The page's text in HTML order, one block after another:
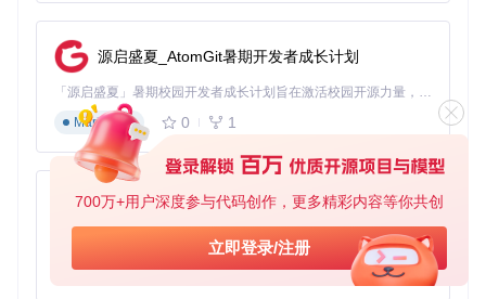
700万+用户深度参与代码创作，更多精彩内容等你共创
立即登录/注册
加载目标图像至"Load Image"节点
连接至"MaskDetailer"节点，调整蒙版参数
设置重绘参数，包括采样步数（建议20-30步）和降噪强
度
通过预览窗口实时调整，满意后输出结果
电商产品图优化案例
：突出产品主体，优化背景整洁度
传统抠图工具难以精准处理解决方案 ：
设置"mask_blur"为5-10，实现自然的边缘过渡
启用"refiner"选项，二次优化蒙版边缘
配合"crop_factor"参数调整主体比例
分块语义分割技术应用
源启盛夏_AtomGit暑期开发者成长计划
「源启盛夏」暑期校园开发者成长计划旨在激活校园开源力量，通过积分激励、认证扶持、资源倾斜等形式，引导高校组织和开发者完成「入驻 — 建项目 — 做贡献 — 获认证 — 得资源」的完整闭环。无论你是想带领社团入驻平台的组织者，还是希望用代码贡献证明自己的开发者，都能在这里找到属于你的成长路径。
Markdown
0 1
py-xiaozhi
基于Python的Xiaozhi AI，适用于想要完整Xiaozhi体验而无需拥有专用硬件的用户。
Python
0 1